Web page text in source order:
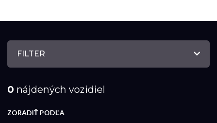
FILTER
0 nájdených vozidiel
ZORADIŤ PODĽA